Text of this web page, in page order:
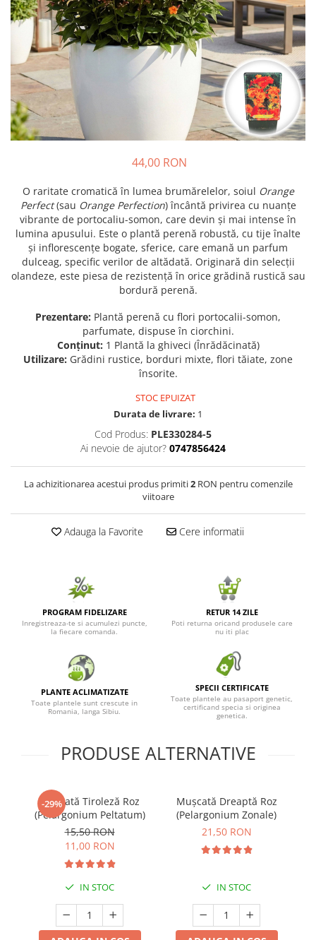
Bulbi de Echinacea
Bulbi de Frezie
Bulbi de Fritillaria
Bulbi de Gaillardia (Kokarda)
Bulbi de Gladiole
Bulbi de Irisi - Stanjenel
Bulbi de Lalele
Bulbi de Narcise
Bulbi de Ranunculus
Bulbi de Tigridia
Bulbi de Zambile
Bulbi de Zantedeschia
Bulbi Sparaxis
Seminte de Flori
Seminte de Ierburi
Seminte de Legume/Fructe
Păr - Pyrus communis
Smochini - Ficus carica
Viță de Vie - Vitis
Zmeur - Rubus
44,00 RON
O raritate cromatică în lumea brumărelelor, soiul Orange
Perfect(sau Orange Perfection) încântă privirea cu nuanțe
vibrante de portocaliu-somon, care devin și mai intense în
lumina apusului. Este o plantă perenă robustă, cu tije înalte
și inflorescențe bogate, sferice, care emană un parfum
dulceag, specific verilor de altădată. Originară din selecții
olandeze, este piesa de rezistență în orice grădină rustică sau
bordură perenă.
Prezentare: Plantă perenă cu flori portocalii-somon,
parfumate, dispuse în ciorchini.
Conținut: 1 Plantă la ghiveci (Înrădăcinată)
Utilizare: Grădini rustice, borduri mixte, flori tăiate, zone
însorite.
STOC EPUIZAT
Durata de livrare: 1
Cod Produs: PLE330284-5
Ai nevoie de ajutor? 0747856424
La achizitionarea acestui produs primiti2RON pentru comenzile
viitoare
Adauga la Favorite Cere informatii
PROGRAM FIDELIZARE
Inregistreaza-te si acumulezi puncte,
la fiecare comanda.
RETUR 14 ZILE
Poti returna oricand produsele care
nu iti plac
PLANTE ACLIMATIZATE
Toate plantele sunt crescute in
Romania, langa Sibiu.
SPECII CERTIFICATE
Toate plantele au pasaport genetic,
certificand specia si originea
genetica.
PRODUSE ALTERNATIVE
-29%
Mușcată Tiroleză Roz
(Pelargonium Peltatum)
15,50 RON
11,00 RON
IN STOC
Mușcată Dreaptă Roz
(Pelargonium Zonale)
21,50 RON
IN STOC